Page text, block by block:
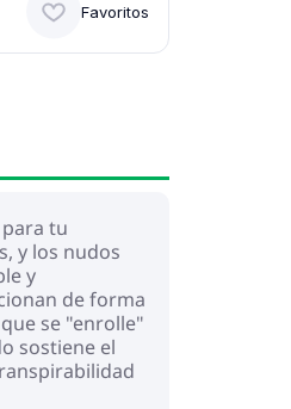
Favoritos
tu
y los nudos
y
de forma
se "enrolle"
sostiene el